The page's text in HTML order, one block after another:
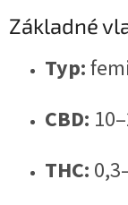
Základné
Typ:
CBD:
THC: